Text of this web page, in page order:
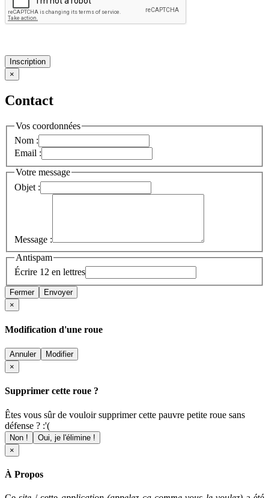
Inscription
×
Contact
Vos coordonnées
Nom :
Email :
Votre message
Objet :
Message :
Antispam
Écrire 12 en lettres
Fermer
Envoyer
×
Modification d'une roue
Annuler
Modifier
×
Supprimer cette roue ?
Êtes vous sûr de vouloir supprimer cette pauvre petite roue sans
défense ? :'(
Non !
Oui, je l'élimine !
×
À Propos